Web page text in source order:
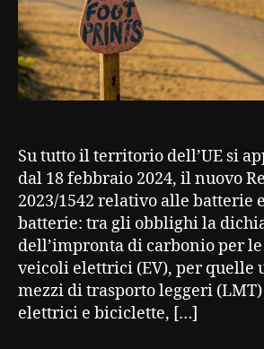
Su tutto il territorio dell’UE si
dal 18 febbraio 2024, il nuovo
2023/1542 relativo alle batterie
batterie: tra gli obblighi la
dell’impronta di carbonio per
veicoli elettrici (EV), per quelle
mezzi di trasporto leggeri
elettrici e biciclette, […]